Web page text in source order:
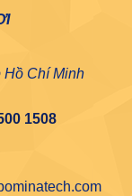
Hồ Chí Minh
1508